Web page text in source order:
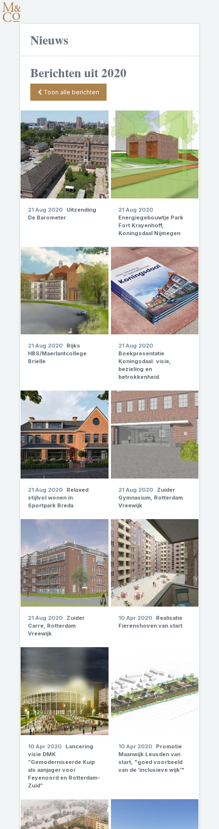
Nieuws
Berichten uit 2020
Toon alle berichten
21 Aug 2020
Uitzending
De Barometer
21 Aug 2020
Energiegebouwtje Park
Fort Krayenhoff,
Koningsdaal Nijmegen
21 Aug 2020
Rijks
HBS/Maerlantcollege
Brielle
21 Aug 2020
Boekpresentatie
Koningsdaal: visie,
bezieling en
betrokkenheid.
21 Aug 2020
Relaxed
stijlvol wonen in
Sportpark Breda
21 Aug 2020
Zuider
Gymnasium, Rotterdam
Vreewijk
21 Aug 2020
Zuider
Carre, Rotterdam
Vreewijk
10 Apr 2020
Realisatie
Fierenshoven van start
10 Apr 2020
Lancering
visie DMK
“Gemoderniseerde Kuip
als aanjager voor
Feyenoord en Rotterdam-
Zuid”
10 Apr 2020
Promotie
Maanwijk Leusden van
start, "goed voorbeeld
van de ‘inclusieve wijk’"